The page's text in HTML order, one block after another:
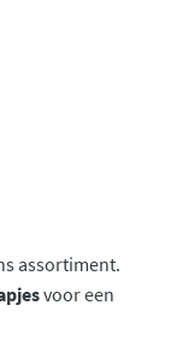
assortiment.
voor een